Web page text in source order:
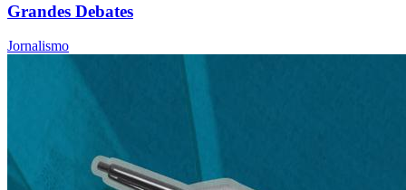
Grandes Debates
Jornalismo